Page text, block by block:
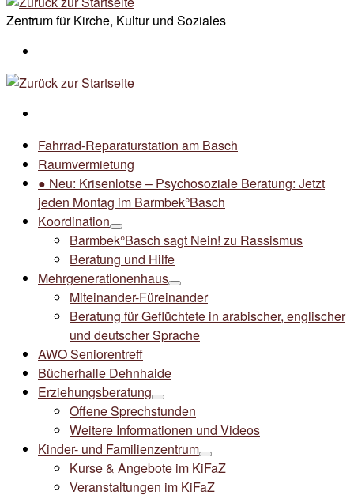
Zentrum für Kirche, Kultur und Soziales
Fahrrad-Reparaturstation am Basch
Raumvermietung
● Neu: Krisenlotse – Psychosoziale Beratung: Jetzt
jeden Montag im Barmbek°Basch
Koordination
Barmbek°Basch sagt Nein! zu Rassismus
Beratung und Hilfe
Mehrgenerationenhaus
Miteinander-Füreinander
Beratung für Geflüchtete in arabischer, englischer
und deutscher Sprache
AWO Seniorentreff
Bücherhalle Dehnhaide
Erziehungsberatung
Offene Sprechstunden
Weitere Informationen und Videos
Kinder- und Familienzentrum
Kurse & Angebote im KiFaZ
Veranstaltungen im KiFaZ